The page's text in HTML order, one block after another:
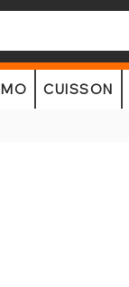
CUISSON